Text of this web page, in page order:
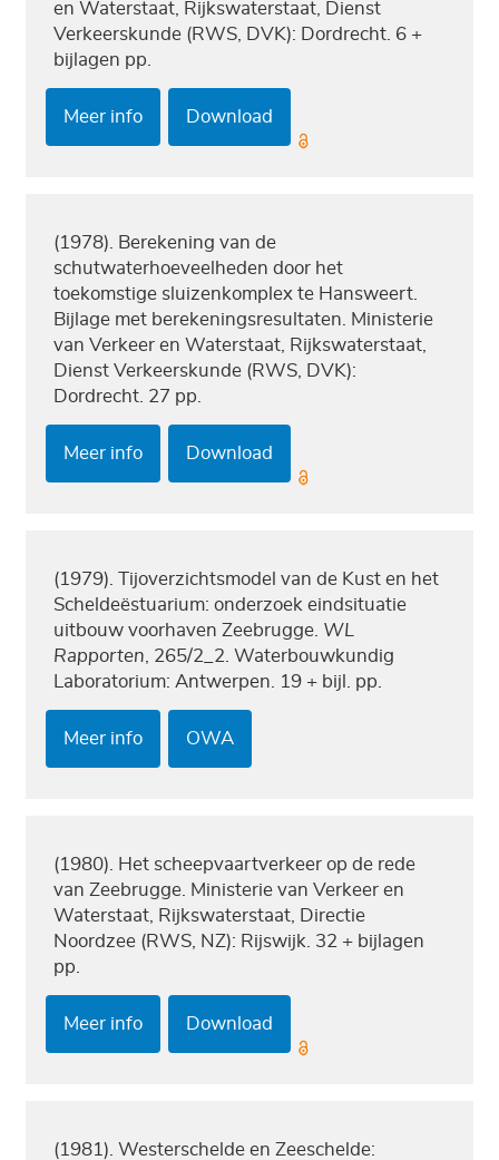
en Waterstaat, Rijkswaterstaat, Dienst
Verkeerskunde (RWS, DVK): Dordrecht. 6 +
bijlagen pp.
Meer info Download
(1978). Berekening van de
schutwaterhoeveelheden door het
toekomstige sluizenkomplex te Hansweert.
Bijlage met berekeningsresultaten. Ministerie
van Verkeer en Waterstaat, Rijkswaterstaat,
Dienst Verkeerskunde (RWS, DVK):
Dordrecht. 27 pp.
Meer info Download
(1979). Tijoverzichtsmodel van de Kust en het
Scheldeëstuarium: onderzoek eindsituatie
uitbouw voorhaven Zeebrugge. WL
Rapporten , 265/2_2. Waterbouwkundig
Laboratorium: Antwerpen. 19 + bijl. pp.
Meer info OWA
(1980). Het scheepvaartverkeer op de rede
van Zeebrugge. Ministerie van Verkeer en
Waterstaat, Rijkswaterstaat, Directie
Noordzee (RWS, NZ): Rijswijk. 32 + bijlagen
pp.
Meer info Download
(1981). Westerschelde en Zeeschelde: